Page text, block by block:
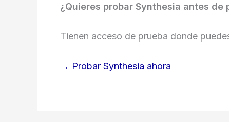
¿Quieres probar Synthesia antes de
Tienen acceso de prueba donde
→ Probar Synthesia ahora